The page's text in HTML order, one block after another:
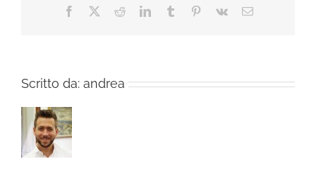
Facebook RedditLinkedInTumblr Pinterest
Vk Email
Scritto da: andrea